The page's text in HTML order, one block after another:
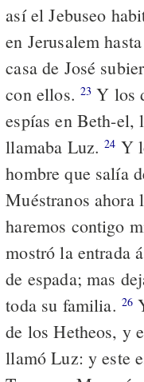
así el Jebuseo
en Jerusalem
casa de José
con ellos. 23 Y los
espías en Beth-el,
llamaba Luz.24 Y
hombre que salía
Muéstranos ahora
haremos contigo
mostró la entrada
de espada; mas
toda su familia. 26
de los Hetheos, y
llamó Luz: y este